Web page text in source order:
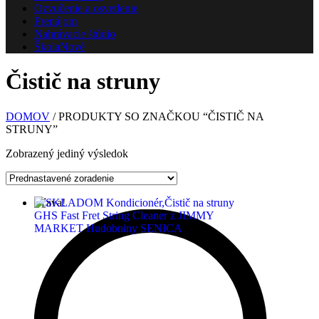
Ozvučenie a osvetlenie
Prenájom
Nahrávacie štúdio
ŠkolaNové
Čistič na struny
DOMOV / PRODUKTY SO ZNAČKOU “ČISTIČ NA
STRUNY”
Zobrazený jediný výsledok
Zľava!